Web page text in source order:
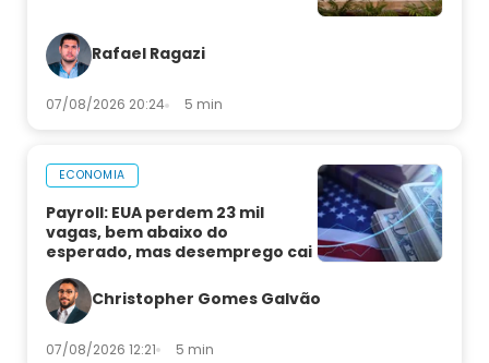
Rafael Ragazi
07/08/2026 20:24 5 min
ECONOMIA
Payroll: EUA perdem 23 mil
vagas, bem abaixo do
esperado, mas desemprego cai
Christopher Gomes Galvão
07/08/2026 12:21 5 min